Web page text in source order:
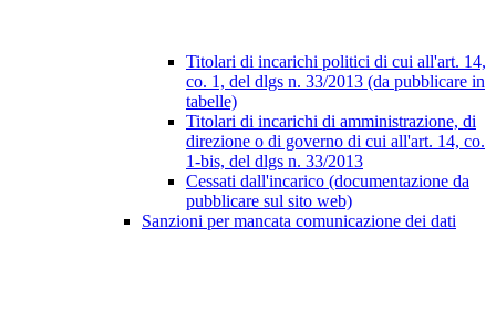
Titolari di incarichi politici di cui all'art. 14,
co. 1, del dlgs n. 33/2013 (da pubblicare in
tabelle)
Titolari di incarichi di amministrazione, di
direzione o di governo di cui all'art. 14, co.
1-bis, del dlgs n. 33/2013
Cessati dall'incarico (documentazione da
pubblicare sul sito web)
Sanzioni per mancata comunicazione dei dati